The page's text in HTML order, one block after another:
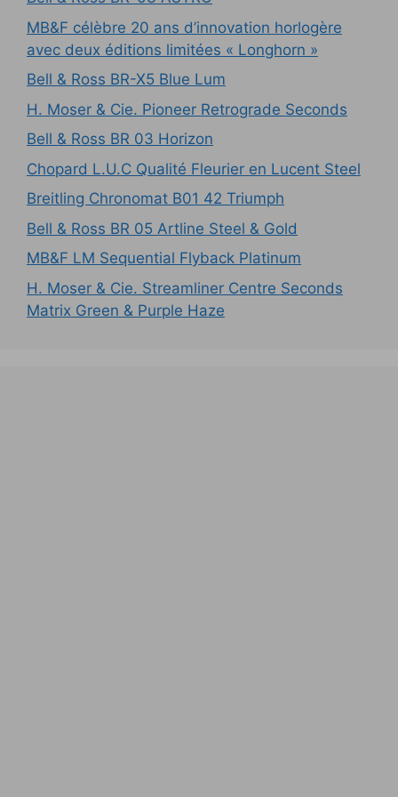
MB&F célèbre 20 ans d’innovation horlogère
avec deux éditions limitées « Longhorn »
Bell & Ross BR-X5 Blue Lum
H. Moser & Cie. Pioneer Retrograde Seconds
Bell & Ross BR 03 Horizon
Chopard L.U.C Qualité Fleurier en Lucent Steel
Breitling Chronomat B01 42 Triumph
Bell & Ross BR 05 Artline Steel & Gold
MB&F LM Sequential Flyback Platinum
H. Moser & Cie. Streamliner Centre Seconds
Matrix Green & Purple Haze